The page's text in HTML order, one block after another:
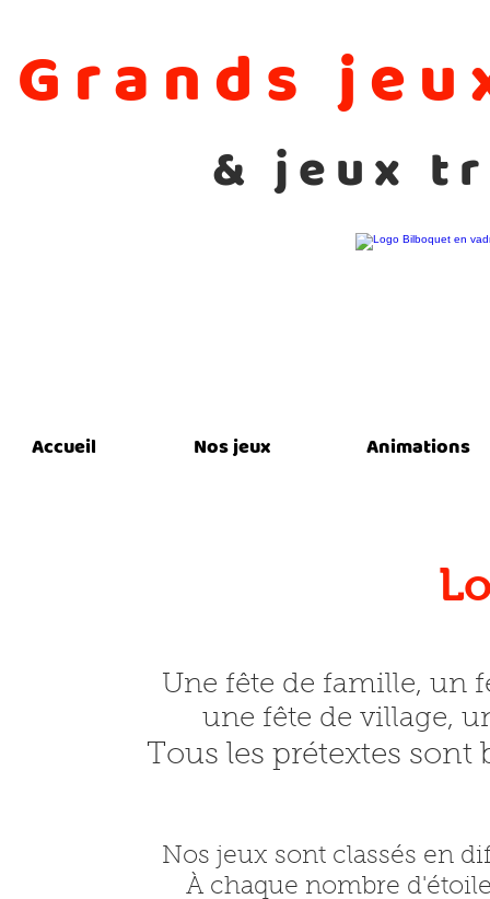
Grands
& jeux
Une fête de famille, un
une fête de village,
Tous les prétextes sont
Nos jeux sont classés en
À chaque nombre
Accueil Nos jeux Animations